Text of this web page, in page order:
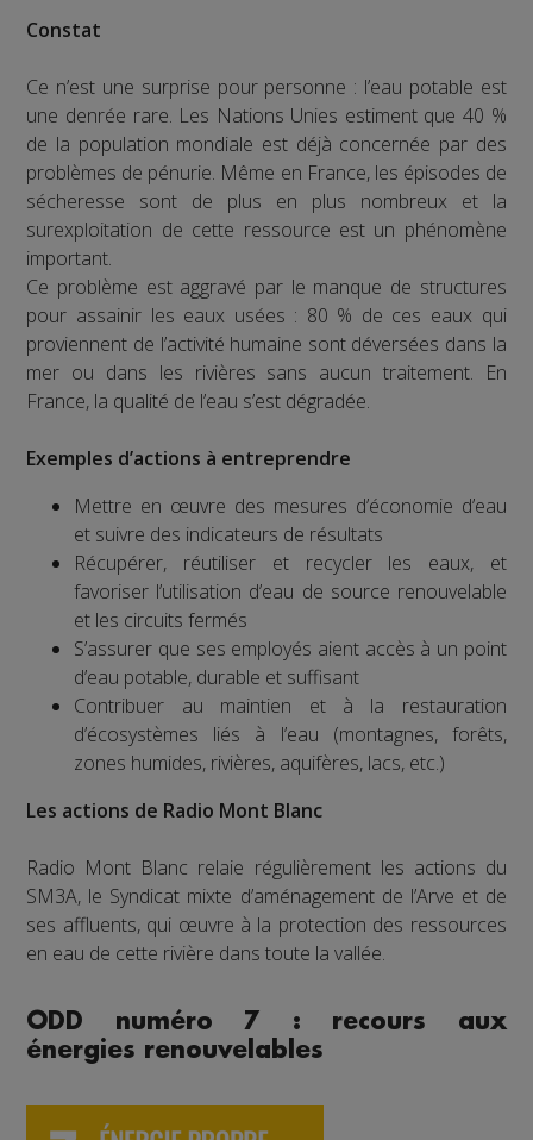
Constat
Ce n’est une surprise pour personne : l’eau potable est
une denrée rare. Les Nations Unies estiment que 40 %
de la population mondiale est déjà concernée par des
problèmes de pénurie. Même en France, les épisodes de
sécheresse sont de plus en plus nombreux et la
surexploitation de cette ressource est un phénomène
important.
Ce problème est aggravé par le manque de structures
pour assainir les eaux usées : 80 % de ces eaux qui
proviennent de l’activité humaine sont déversées dans la
mer ou dans les rivières sans aucun traitement. En
France, la qualité de l’eau s’est dégradée.
Exemples d’actions à entreprendre
Mettre en œuvre des mesures d’économie d’eau
et suivre des indicateurs de résultats
Récupérer, réutiliser et recycler les eaux, et
favoriser l’utilisation d’eau de source renouvelable
et les circuits fermés
S’assurer que ses employés aient accès à un point
d’eau potable, durable et suffisant
Contribuer au maintien et à la restauration
d’écosystèmes liés à l’eau (montagnes, forêts,
zones humides, rivières, aquifères, lacs, etc.)
Les actions de Radio Mont Blanc
Radio Mont Blanc relaie régulièrement les actions du
SM3A, le Syndicat mixte d’aménagement de l’Arve et de
ses affluents, qui œuvre à la protection des ressources
en eau de cette rivière dans toute la vallée.
ODD numéro 7 : recours aux
énergies renouvelables